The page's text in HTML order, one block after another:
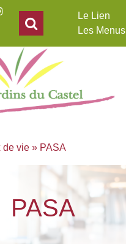
Le Lien
Les Menus
de vie » PASA
PASA
cookies